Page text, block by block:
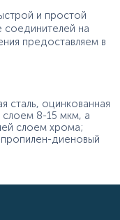
и простой
соединителей на
предоставляем в
сталь, оцинкованная
слоем 8-15 мкм, а
слоем хрома;
пропилен-диеновый